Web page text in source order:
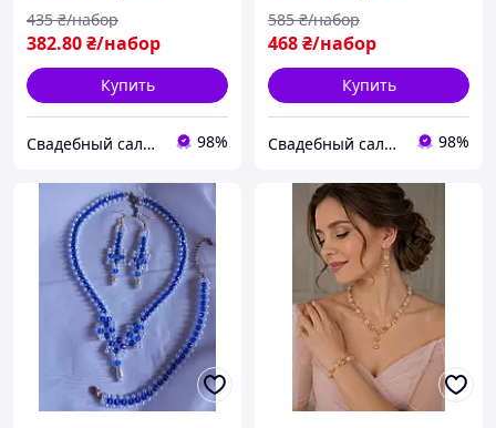
382.80₴/набор
435 ₴/набор
Купить
Свадебный салон "ПРИНЦЕССА" 98%
468₴/набор
585 ₴/набор
Купить
Свадебный салон "ПРИНЦЕССА" 98%